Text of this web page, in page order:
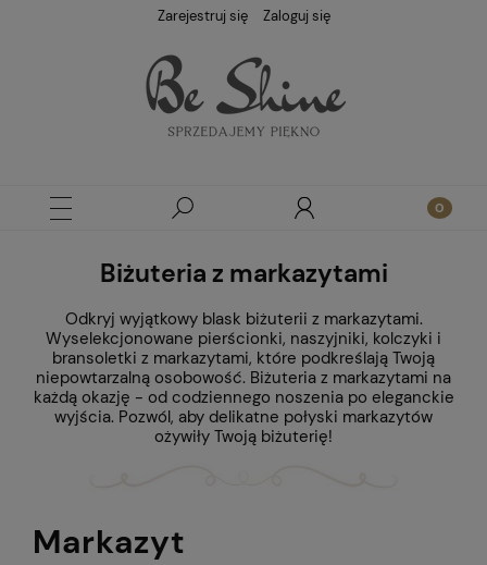
Zarejestruj się Zaloguj się
Biżuteria z markazytami
Odkryj wyjątkowy blask biżuterii z markazytami.
Wyselekcjonowane pierścionki, naszyjniki, kolczyki i
bransoletki z markazytami, które podkreślają Twoją
niepowtarzalną osobowość. Biżuteria z markazytami na
każdą okazję - od codziennego noszenia po eleganckie
wyjścia. Pozwól, aby delikatne połyski markazytów
ożywiły Twoją biżuterię!
Markazyt